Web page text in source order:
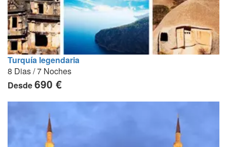
Turquía legendaria
8 Dias / 7 Noches
Desde690 €